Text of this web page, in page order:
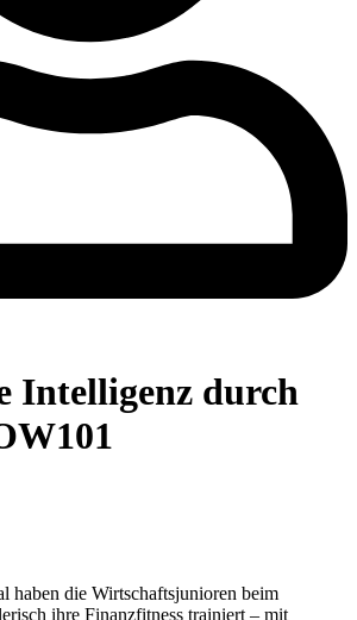
Intelligenz durch
haben die Wirtschaftsjunioren beim
ihre Finanzfitness trainiert – mit